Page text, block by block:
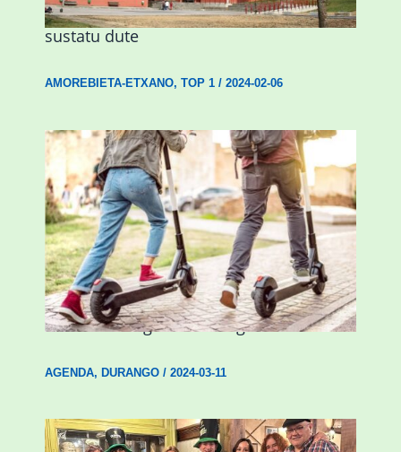
Urritxen institutu berri bat eraikitzea
sustatu dute
AMOREBIETA-ETXANO, TOP 1/ 2024-02-06
Ostegun honetan “Oinezko
Nagusientzako Bide Segurtasuna”
hitzaldia izango da Durangon
AGENDA, DURANGO/ 2024-03-11